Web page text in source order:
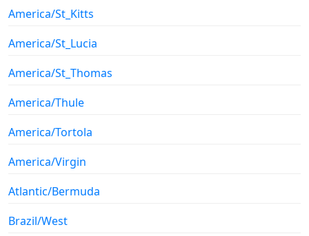
America/St_Kitts
America/St_Lucia
America/St_Thomas
America/Thule
America/Tortola
America/Virgin
Atlantic/Bermuda
Brazil/West